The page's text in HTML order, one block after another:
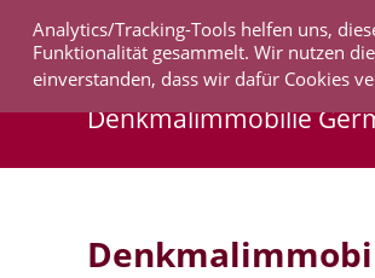
Analytics/Tracking-Tools helfen uns,
Funktionalität gesammelt. Wir nutzen
einverstanden, dass wir dafür Cookies
Denkmalimmobilie